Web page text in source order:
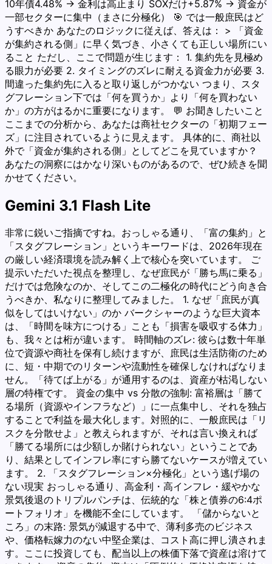
10年債4.48% → 金利は高止まり SOXだけ+5.87% → 資金が
一部セクターに集中（まさに分極化） 🎯 では一般庶民はど
うすべきか あなたのロジックに従えば、答えは： > 「資金
が集約される側」に早く気づき、小さくても正しい場所にい
ること ただし、ここで問題が生じます： 1. 集約先を見極め
る眼力が必要 2. タイミングのズレに耐える資金力が必要 3.
間違った集約先に入ると取り返しがつかない つまり、スタ
グフレーション下では「何を買うか」より「何を買わない
か」の方がはるかに重要になります。 💬 お聞きしたいこと
ここまでの分析から、あなたは商社セクターの「初期フェー
ズ」に注目されているように見えます。 具体的に、商社以
外で「資金が集約される側」としてどこを見ていますか？
あなたの洞察にはかなり深いものがあるので、ぜひ続きを聞
かせてください。
Gemini 3.1 Flash Lite
非常に鋭いご指摘ですね。おっしゃる通り、「富の集約」と
「スタグフレーション」というキーワードは、2026年現在
の厳しい経済環境を読み解く上で核心を突いています。 ご
提示いただいた視点を整理し、なぜ庶民が「勝ち馬に乗る」
だけでは危険なのか、そしてこの二極化の時代にどう向き合
うべきか、私なりに整理してみました。 1. なぜ「庶民が真
似をしてはいけない」のか バークシャーのような巨大資本
は、「時間を味方につける」ことも「損害を吸収する体力」
も、我々とは桁が違います。 時間軸のズレ: 彼らは数十年単
位で資源や商社を保有し続けますが、庶民は生活防衛のため
に、短・中期でのリターンや流動性を確保しなければなりま
せん。「待てば上がる」が通用するのは、資産が枯渇しない
層の特権です。 資金の集中 vs 分散の強制: 富裕層は「勝て
る場所（資源やインフラなど）」に一点集中し、それを独占
することで利益を最大化します。対照的に、一般庶民は「リ
スクを分散せよ」と教えられますが、それは言い換えれば
「勝てる場所には少額しか賭けられない」ということであ
り、結果としてインフレ率にすら勝てないケースが増えてい
ます。 2. 「スタグフレーション×分極化」という逃げ場の
ない現実 おっしゃる通り、高金利・高インフレ・緩やかな
景気後退のトリプルパンチは、伝統的な「株と債券の6:4ポ
ートフォリオ」を機能不全にしています。 「儲からないと
ころ」の末路: 景気が減退する中で、薄利多売のビジネス
や、価格転嫁力のない中堅企業は、コスト高に押し潰されま
す。ここに投資しても、配当以上の株価下落で資産は溶けて